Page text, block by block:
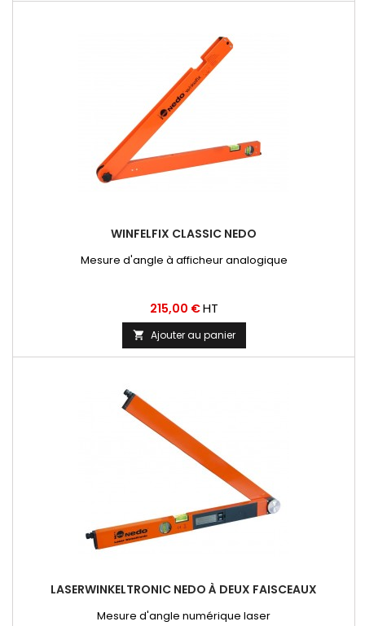
WINFELFIX CLASSIC NEDO
Mesure d'angle à afficheur analogique
Prix
215,00 €HT
 Ajouter au panier
LASERWINKELTRONIC NEDO À DEUX FAISCEAUX
Mesure d'angle numérique laser